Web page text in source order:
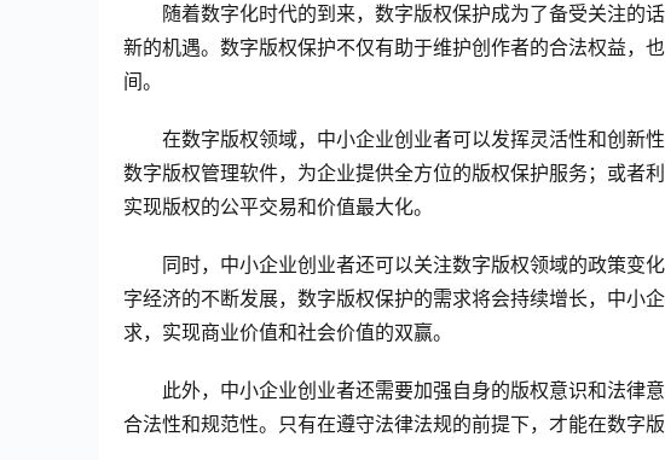
随着数字化时代的到来，数字版权保护成为了备受关注的
新的机遇。数字版权保护不仅有助于维护创作者的合法权益，
间。
在数字版权领域，中小企业创业者可以发挥灵活性和创新
数字版权管理软件，为企业提供全方位的版权保护服务；或者
实现版权的公平交易和价值最大化。
同时，中小企业创业者还可以关注数字版权领域的政策变
字经济的不断发展，数字版权保护的需求将会持续增长，中小
求，实现商业价值和社会价值的双赢。
此外，中小企业创业者还需要加强自身的版权意识和法律
合法性和规范性。只有在遵守法律法规的前提下，才能在数字